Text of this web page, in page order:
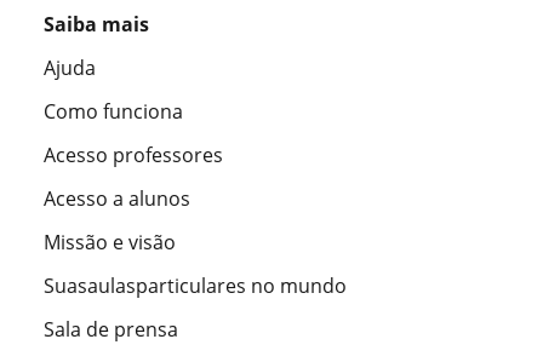
Saiba mais
Ajuda
Como funciona
Acesso professores
Acesso a alunos
Missão e visão
Suasaulasparticulares no mundo
Sala de prensa